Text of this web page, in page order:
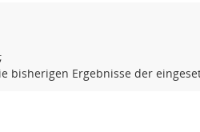
bisherigen Ergebnisse der